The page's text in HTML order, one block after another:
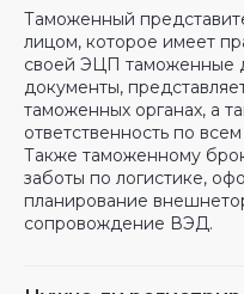
Таможенный
лицом, которое имеет
своей ЭЦП таможенные
документы,
таможенных органах, а
ответственность по
Также таможенному
заботы по логистике,
планирование
сопровождение ВЭД.